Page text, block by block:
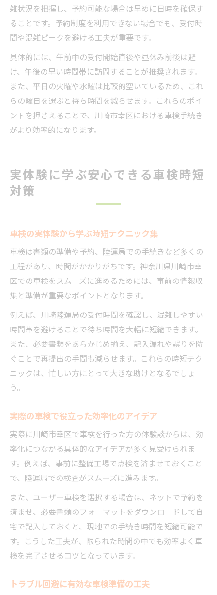
雑状況を把握し、予約可能な場合は早めに日時を確保す
ることです。予約制度を利用できない場合でも、受付時
間や混雑ピークを避ける工夫が重要です。
具体的には、午前中の受付開始直後や昼休み前後は避
け、午後の早い時間帯に訪問することが推奨されます。
また、平日の火曜や水曜は比較的空いているため、これ
らの曜日を選ぶと待ち時間を減らせます。これらのポイ
ントを押さえることで、川崎市幸区における車検手続き
がより効率的になります。
実体験に学ぶ安心できる車検時短
対策
車検の実体験から学ぶ時短テクニック集
車検は書類の準備や予約、陸運局での手続きなど多くの
工程があり、時間がかかりがちです。神奈川県川崎市幸
区での車検をスムーズに進めるためには、事前の情報収
集と準備が重要なポイントとなります。
例えば、川崎陸運局の受付時間を確認し、混雑しやすい
時間帯を避けることで待ち時間を大幅に短縮できます。
また、必要書類をあらかじめ揃え、記入漏れや誤りを防
ぐことで再提出の手間も減らせます。これらの時短テク
ニックは、忙しい方にとって大きな助けとなるでしょ
う。
実際の車検で役立った効率化のアイデア
実際に川崎市幸区で車検を行った方の体験談からは、効
率化につながる具体的なアイデアが多く見受けられま
す。例えば、事前に整備工場で点検を済ませておくこと
で、陸運局での検査がスムーズに進みます。
また、ユーザー車検を選択する場合は、ネットで予約を
済ませ、必要書類のフォーマットをダウンロードして自
宅で記入しておくと、現地での手続き時間を短縮可能で
す。こうした工夫が、限られた時間の中でも効率よく車
検を完了させるコツとなっています。
トラブル回避に有効な車検準備の工夫